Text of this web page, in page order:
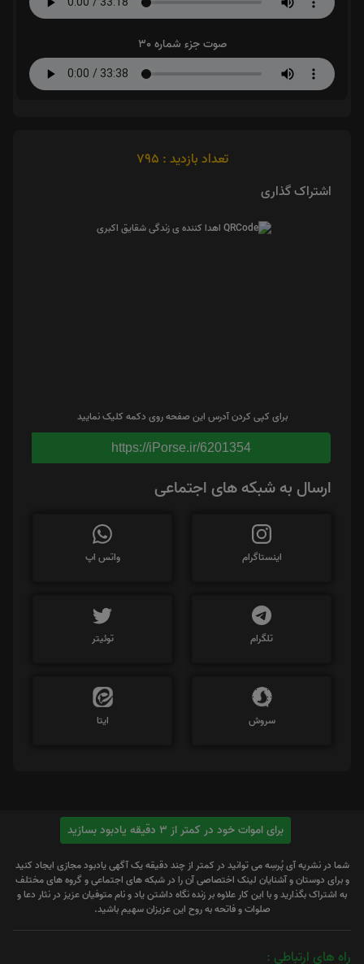
صوت جزء شماره 30
تعداد بازدید : 795
اشتراک گذاری
برای کپی کردن آدرس این صفحه روی دکمه کلیک نمایید
https://iPorse.ir/6201354
ارسال به شبکه های اجتماعی
اینستاگرام واتس اپ
تلگرام توئیتر
سروش ایتا
برای اموات خود در کمتر از 3 دقیقه یادبود بسازید
شما در نشریه آی پُرسِه می توانید در کمتر از چند دقیقه یک آگهی یادبود مجازی ایجاد کنید
و برای دوستان و آشنایان لینک اختصاصی آن را در شبکه های اجتماعی و گروه های مختلف
به اشتراک بگذارید و با این کار علاوه بر زنده نگاه داشتن یاد و نام متوفیان عزیز در نثار دعا و
صلوات و فاتحه به روح این عزیزان سهیم باشید.
راه های ارتباطی :